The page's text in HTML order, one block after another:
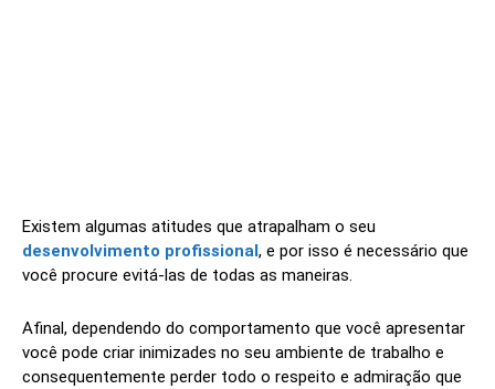
Existem algumas atitudes que atrapalham o seu
desenvolvimento profissional, e por isso é necessário que
você procure evitá-las de todas as maneiras.
Afinal, dependendo do comportamento que você apresentar
você pode criar inimizades no seu ambiente de trabalho e
consequentemente perder todo o respeito e admiração que